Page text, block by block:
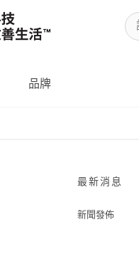
品牌
最新消息
新聞發佈